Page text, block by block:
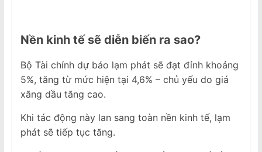
Nền kinh tế sẽ diễn biến ra sao?
Bộ Tài chính dự báo lạm phát sẽ đạt đỉnh khoảng
5%, tăng từ mức hiện tại 4,6% – chủ yếu do giá
xăng dầu tăng cao.
Khi tác động này lan sang toàn nền kinh tế, lạm
phát sẽ tiếp tục tăng.